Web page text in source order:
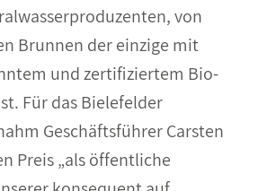
von
Brunnen der einzige mit
und zertifiziertem Bio-
Für das Bielefelder
Geschäftsführer Carsten
Preis „als öffentliche